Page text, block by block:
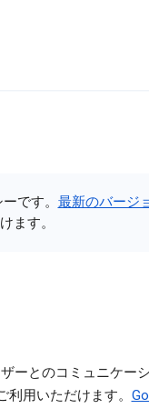
です。 最新のバージ
ます。
ーとのコミュニケーシ
用いただけます。